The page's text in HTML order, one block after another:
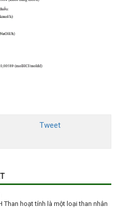
Tweet
Than hoạt tính là một loại than nhân